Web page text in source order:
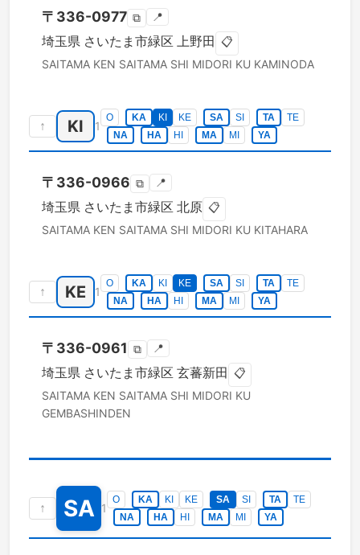
〒 336-0977 ⧉ 📍
埼玉県 さいたま市緑区 上野田 📋
SAITAMA KEN SAITAMA SHI MIDORI KU KAMINODA
↑ KI 1
O KA KI KE SA SI TA
TE
NA
HA HI MA MI YA
〒 336-0966 ⧉ 📍
埼玉県 さいたま市緑区 北原 📋
SAITAMA KEN SAITAMA SHI MIDORI KU KITAHARA
↑ KE 1
O KA KI KE SA SI TA
TE
NA
HA HI MA MI YA
〒 336-0961 ⧉ 📍
埼玉県 さいたま市緑区 玄蕃新田 📋
SAITAMA KEN SAITAMA SHI MIDORI KU
GEMBASHINDEN
↑ SA 1
O KA KI KE SA SI TA
TE
NA
HA HI MA MI YA